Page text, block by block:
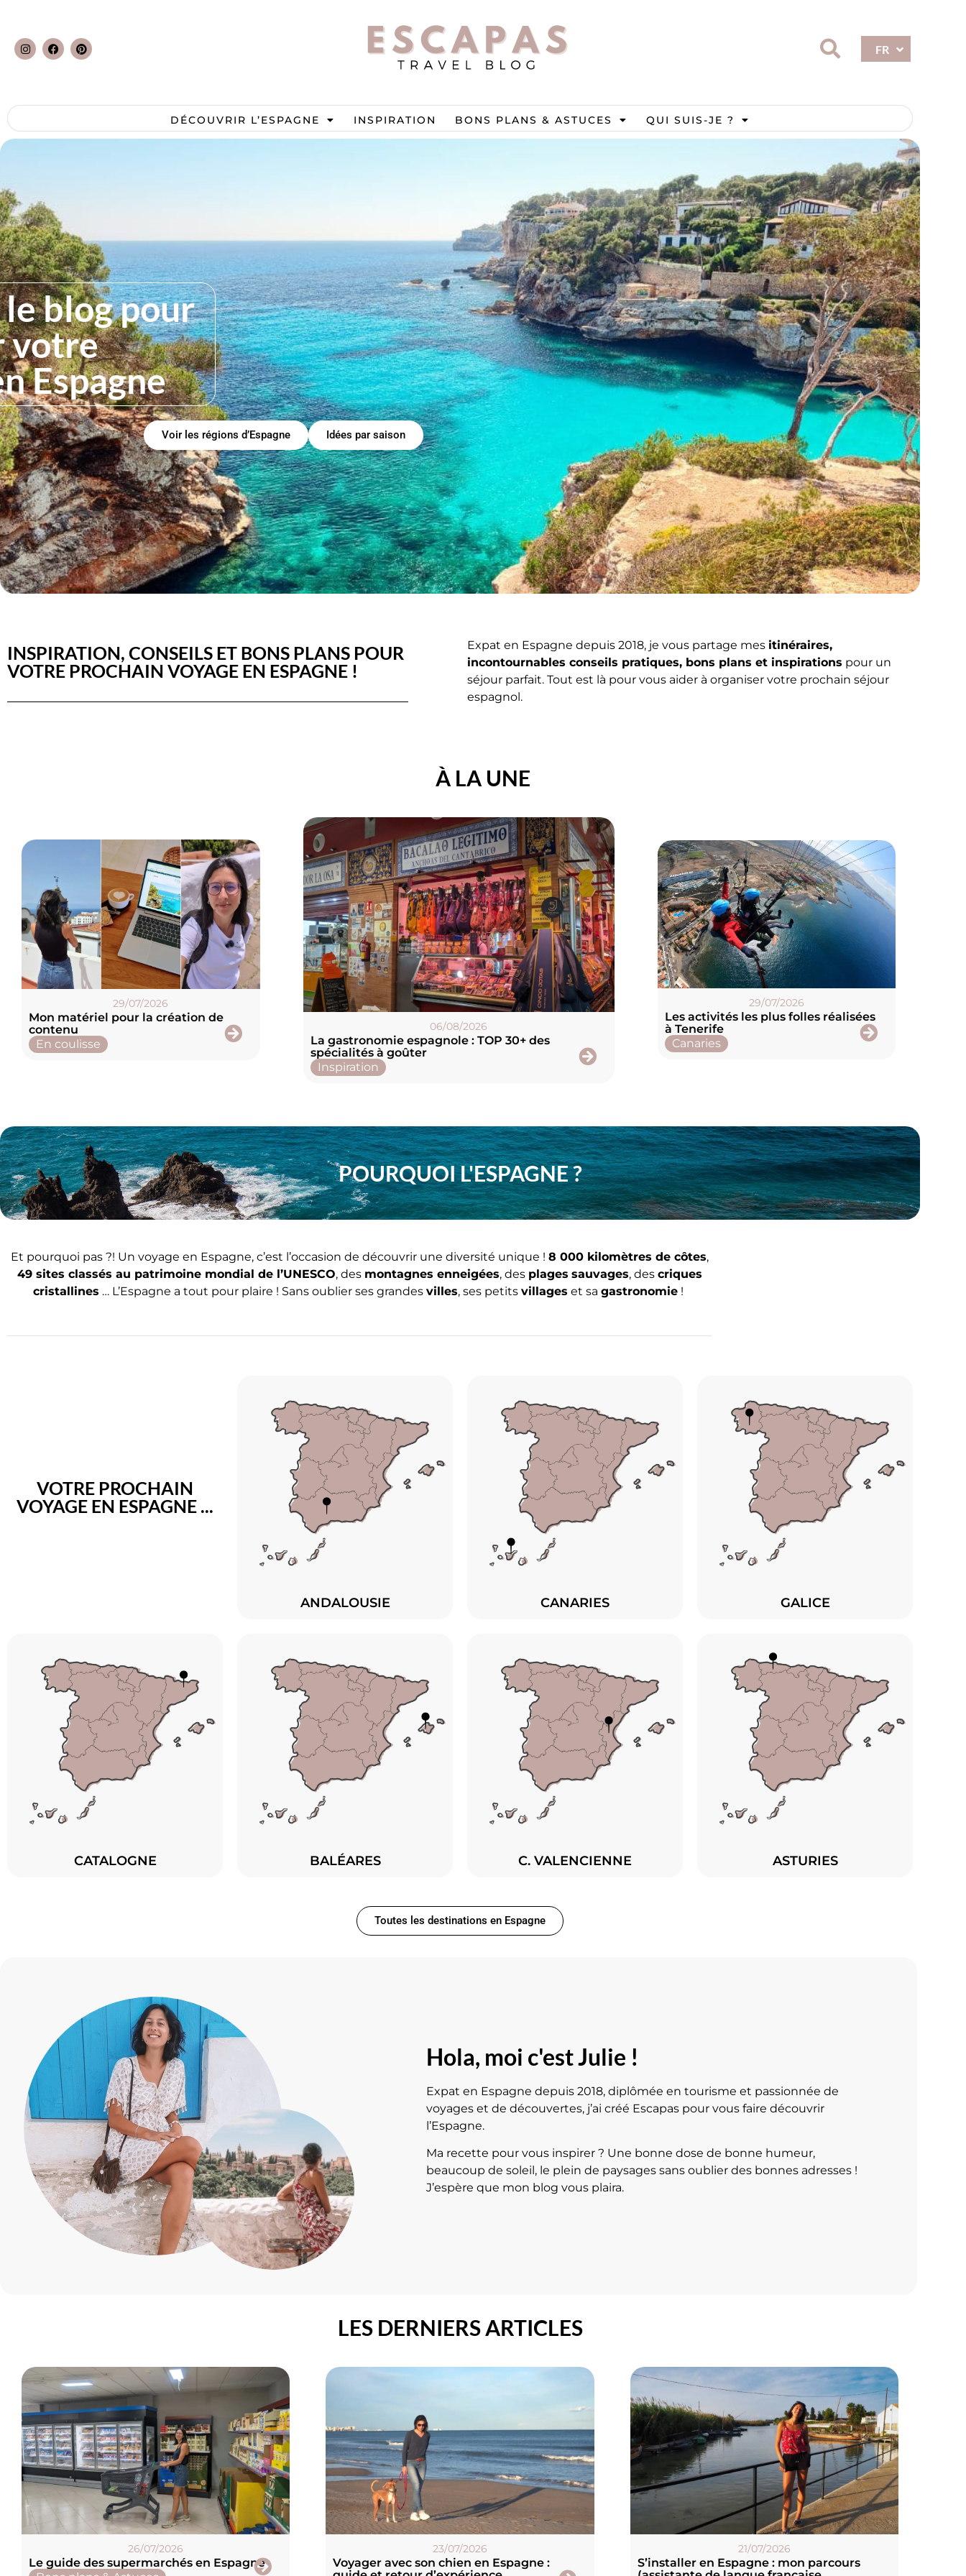
FR
EN
DÉCOUVRIR L’ESPAGNE INSPIRATION BONS PLANS & ASTUCES QUI SUIS-JE ?
le blog pour
votre
Espagne
Voir les régions d’Espagne Idées par saison
INSPIRATION, CONSEILS ET BONS PLANS POUR
VOTRE PROCHAIN VOYAGE EN ESPAGNE !
Expat en Espagne depuis 2018, je vous partage mes itinéraires,
incontournables conseils pratiques, bons plans et inspirations pour un
séjour parfait. Tout est là pour vous aider à organiser votre prochain séjour
espagnol.
À LA UNE
29/07/2026
Mon matériel pour la création de
contenu
En coulisse
06/08/2026
La gastronomie espagnole : TOP 30+ des
spécialités à goûter
Inspiration
29/07/2026
Les activités les plus folles réalisées
à Tenerife
Canaries
POURQUOI L'ESPAGNE ?
Et pourquoi pas ?! Un voyage en Espagne, c’est l’occasion de découvrir une diversité unique ! 8 000 kilomètres de côtes,
49 sites classés au patrimoine mondial de l’UNESCO, des montagnes enneigées, des plages sauvages, des criques
cristallines … L’Espagne a tout pour plaire ! Sans oublier ses grandes villes, ses petits villages et sa gastronomie!
VOTRE PROCHAIN
VOYAGE EN ESPAGNE ...
ANDALOUSIE CANARIES GALICE
CATALOGNE BALÉARES C. VALENCIENNE ASTURIES
Toutes les destinations en Espagne
Hola, moi c'est Julie !
Expat en Espagne depuis 2018, diplômée en tourisme et passionnée de
voyages et de découvertes, j’ai créé Escapas pour vous faire découvrir
l’Espagne.
Ma recette pour vous inspirer ? Une bonne dose de bonne humeur,
beaucoup de soleil, le plein de paysages sans oublier des bonnes adresses !
J’espère que mon blog vous plaira.
LES DERNIERS ARTICLES
26/07/2026
Le guide des supermarchés en Espagne
23/07/2026
Voyager avec son chien en Espagne :
21/07/2026
S’installer en Espagne : mon parcours